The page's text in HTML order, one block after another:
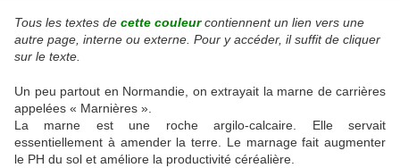
Tous les textes de cette couleurcontiennent un lien vers une
autre page, interne ou externe. Pour y accéder, il suffit de cliquer
sur le texte.
Un peu partout en Normandie, on extrayait la marne de carrières
appelées « Marnières ».
La marne est une roche argilo-calcaire. Elle servait
essentiellement à amender la terre. Le marnage fait augmenter
le PH du sol et améliore la productivité céréalière.